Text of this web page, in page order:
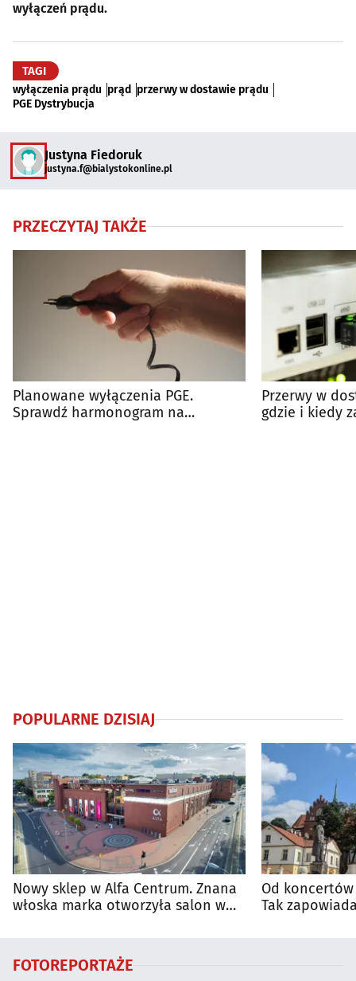
wyłączeń prądu.
TAGI
wyłączenia prądu prąd przerwy w dostawie prądu
PGE Dystrybucja
Justyna Fiedoruk
justyna.f@bialystokonline.pl
PRZECZYTAJ TAKŻE
Planowane wyłączenia PGE.
Sprawdź harmonogram na
Przerwy w
gdzie i kiedy
POPULARNE DZISIAJ
Nowy sklep w Alfa Centrum. Znana
włoska marka otworzyła salon w
Od
Tak
FOTOREPORTAŻE